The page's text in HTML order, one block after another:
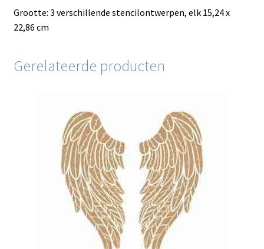
Grootte: 3 verschillende stencilontwerpen, elk 15,24 x
22,86 cm
Gerelateerde producten